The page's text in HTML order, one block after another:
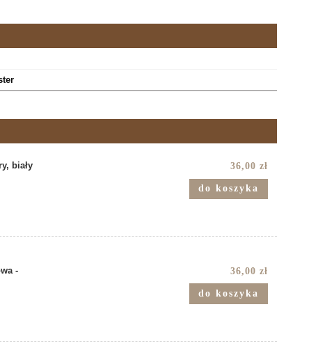
biały 36,00 zł
do koszyka
-
36,00 zł
do koszyka